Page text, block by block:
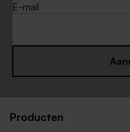
E-mail
Producten